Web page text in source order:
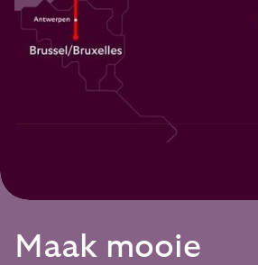
Maak mooie